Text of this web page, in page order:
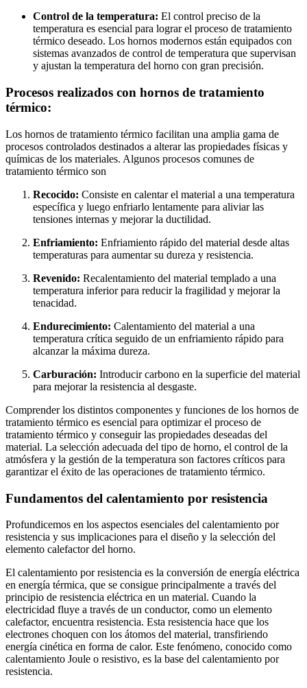
Control de la temperatura: El control preciso de la
temperatura es esencial para lograr el proceso de tratamiento
térmico deseado. Los hornos modernos están equipados con
sistemas avanzados de control de temperatura que supervisan
y ajustan la temperatura del horno con gran precisión.
Procesos realizados con hornos de tratamiento
térmico:
Los hornos de tratamiento térmico facilitan una amplia gama de
procesos controlados destinados a alterar las propiedades físicas y
químicas de los materiales. Algunos procesos comunes de
tratamiento térmico son
Recocido: Consiste en calentar el material a una temperatura
específica y luego enfriarlo lentamente para aliviar las
tensiones internas y mejorar la ductilidad.
Enfriamiento: Enfriamiento rápido del material desde altas
temperaturas para aumentar su dureza y resistencia.
Revenido: Recalentamiento del material templado a una
temperatura inferior para reducir la fragilidad y mejorar la
tenacidad.
Endurecimiento: Calentamiento del material a una
temperatura crítica seguido de un enfriamiento rápido para
alcanzar la máxima dureza.
Carburación: Introducir carbono en la superficie del material
para mejorar la resistencia al desgaste.
Comprender los distintos componentes y funciones de los hornos de
tratamiento térmico es esencial para optimizar el proceso de
tratamiento térmico y conseguir las propiedades deseadas del
material. La selección adecuada del tipo de horno, el control de la
atmósfera y la gestión de la temperatura son factores críticos para
garantizar el éxito de las operaciones de tratamiento térmico.
Fundamentos del calentamiento por resistencia
Profundicemos en los aspectos esenciales del calentamiento por
resistencia y sus implicaciones para el diseño y la selección del
elemento calefactor del horno.
El calentamiento por resistencia es la conversión de energía eléctrica
en energía térmica, que se consigue principalmente a través del
principio de resistencia eléctrica en un material. Cuando la
electricidad fluye a través de un conductor, como un elemento
calefactor, encuentra resistencia. Esta resistencia hace que los
electrones choquen con los átomos del material, transfiriendo
energía cinética en forma de calor. Este fenómeno, conocido como
calentamiento Joule o resistivo, es la base del calentamiento por
resistencia.